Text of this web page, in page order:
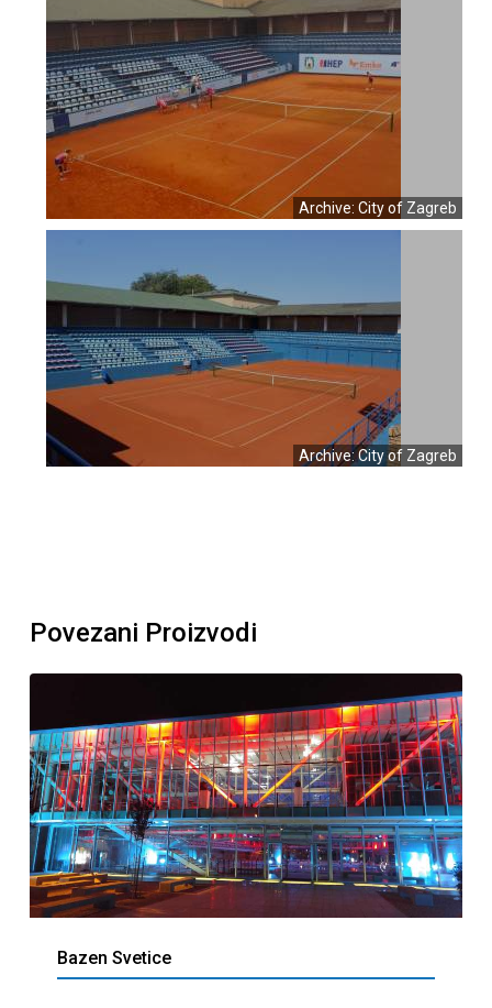
Archive: City of Zagreb
Archive: City of Zagreb
Povezani Proizvodi
Bazen Svetice